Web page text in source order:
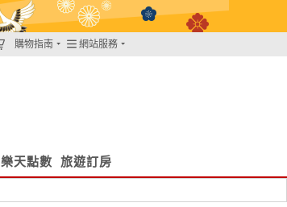
購物指南 網站服務
樂天點數 旅遊訂房